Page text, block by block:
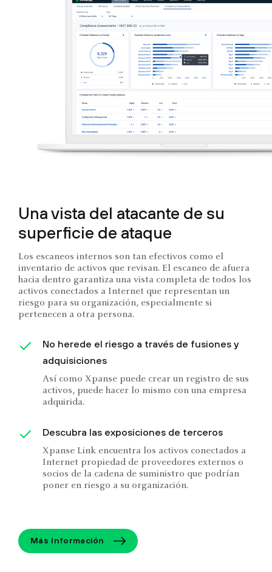
Una vista del atacante de su
superficie de ataque
Los escaneos internos son tan efectivos como el
inventario de activos que revisan. El escaneo de afuera
hacia dentro garantiza una vista completa de todos los
activos conectados a Internet que representan un
riesgo para su organización, especialmente si
pertenecen a otra persona.
No herede el riesgo a través de fusiones y
adquisiciones
Así como Xpanse puede crear un registro de sus
activos, puede hacer lo mismo con una empresa
adquirida.
Descubra las exposiciones de terceros
Xpanse Link encuentra los activos conectados a
Internet propiedad de proveedores externos o
socios de la cadena de suministro que podrían
poner en riesgo a su organización.
Más información